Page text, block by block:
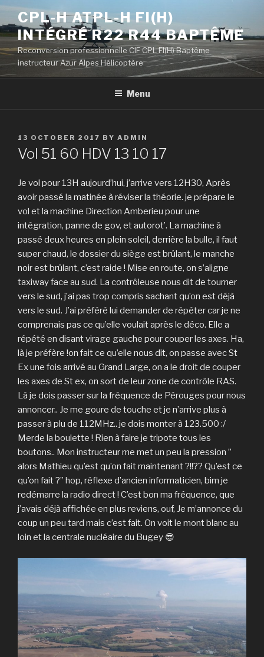
Skip
to
content
CPL-H ATPL-H FI(H)
INTÉGRÉ R22 R44 BAPTÊME
Reconversion professionnelle CIF CPL FI(H) Baptême
instructeur Azur Alpes Hélicoptère
Menu
POSTED
ON
13 OCTOBER 2017 BY ADMIN
Vol 51 60 HDV 13 10 17
Je vol pour 13H aujourd’hui, j’arrive vers 12H30, Après
avoir passé la matinée à réviser la théorie. je prépare le
vol et la machine Direction Amberieu pour une
intégration, panne de gov, et autorot’. La machine à
passé deux heures en plein soleil, derrière la bulle, il faut
super chaud, le dossier du siège est brûlant, le manche
noir est brûlant, c’est raide ! Mise en route, on s’aligne
taxiway face au sud. La contrôleuse nous dit de tourner
vers le sud, j’ai pas trop compris sachant qu’on est déjà
vers le sud. J’ai préféré lui demander de répéter car je ne
comprenais pas ce qu’elle voulait après le déco. Elle a
répété en disant virage gauche pour couper les axes. Ha,
là je préfère !on fait ce qu’elle nous dit, on passe avec St
Ex une fois arrivé au Grand Large, on a le droit de couper
les axes de St ex, on sort de leur zone de contrôle RAS.
Là je dois passer sur la fréquence de Pérouges pour nous
annoncer.. Je me goure de touche et je n’arrive plus à
passer à plu de 112MHz.. je dois monter à 123.500 :/
Merde la boulette ! Rien à faire je tripote tous les
boutons.. Mon instructeur me met un peu la pression ”
alors Mathieu qu’est qu’on fait maintenant ?!!?? Qu’est ce
qu’on fait ?” hop, réflexe d’ancien informaticien, bim je
redémarre la radio direct ! C’est bon ma fréquence, que
j’avais déjà affichée en plus reviens, ouf, Je m’annonce du
coup un peu tard mais c’est fait. On voit le mont blanc au
loin et la centrale nucléaire du Bugey 😎